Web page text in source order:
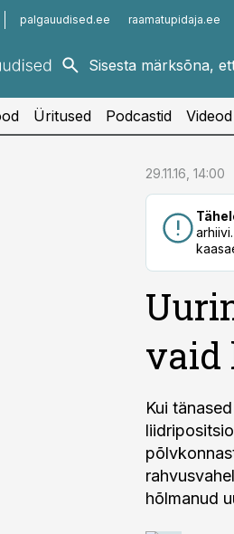
palgauudised.ee raamatupidaja.ee
imelineajalugu.ee
Üritused Podcastid Videod
29.11.16, 14:00
vaid
Kui
hõlmanud